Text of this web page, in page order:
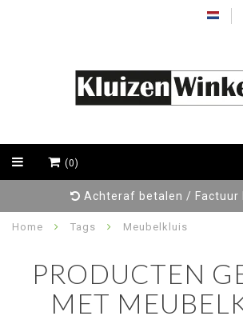
(0)
Achteraf betalen / Factuur
Home Tags Meubelkluis
PRODUCTEN
MET